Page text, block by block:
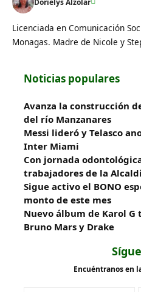
Licenciada en Comunicación
Monagas. Madre de Nicole y
Noticias populares
Avanza la construcción
del río Manzanares
Messi lideró y Telasco
Inter Miami
Con jornada
trabajadores de la
Sigue activo el BONO
monto de este mes
Nuevo álbum de Karol G
Bruno Mars y Drake
Encuéntranos en